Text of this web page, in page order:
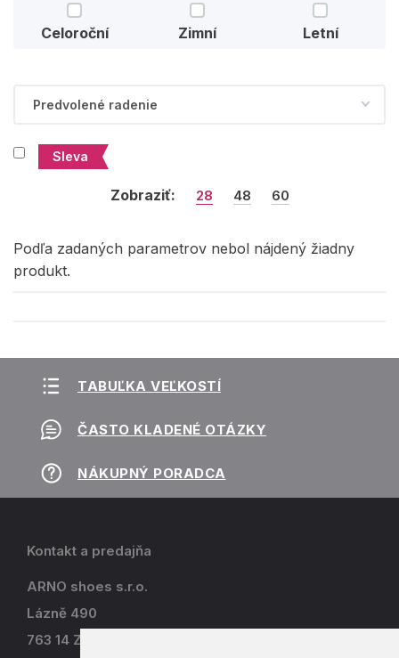
Celoroční Zimní Letní
Sleva
Zobraziť: 28 48 60
Podľa zadaných parametrov nebol nájdený žiadny
produkt.
TABUĽKA VEĽKOSTÍ
ČASTO KLADENÉ OTÁZKY
NÁKUPNÝ PORADCA
Kontakt a predajňa
ARNO shoes s.r.o.
Lázně 490
763 14 Zlín - Kostelec